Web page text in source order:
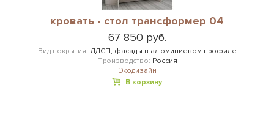
кровать - стол трансформер 04
67 850 руб.
Вид покрытия: ЛДСП, фасады в алюминиевом профиле
Производство: Россия
Экодизайн
В корзину